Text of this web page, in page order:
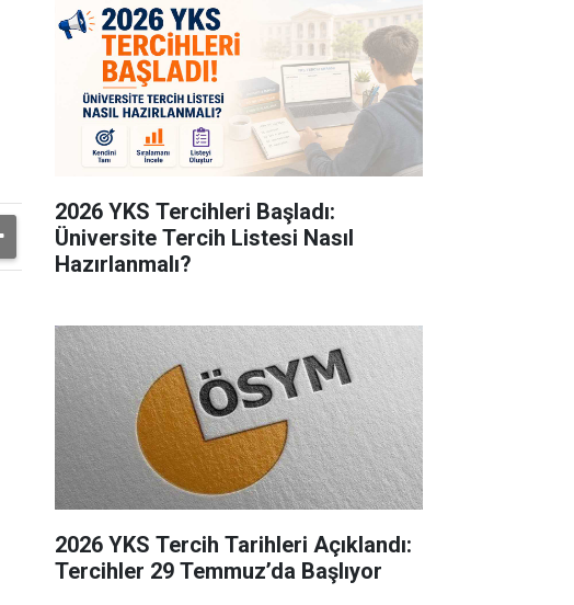
2026 YKS Tercihleri Başladı:
Üniversite Tercih Listesi Nasıl
Hazırlanmalı?
2026 YKS Tercih Tarihleri Açıklandı:
Tercihler 29 Temmuz’da Başlıyor